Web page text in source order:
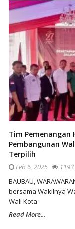
Tim Pemenangan
Pembangunan
Terpilih
Feb 6, 2025 1193
BAUBAU,
bersama Wakilnya
Wali Kota
Read More...